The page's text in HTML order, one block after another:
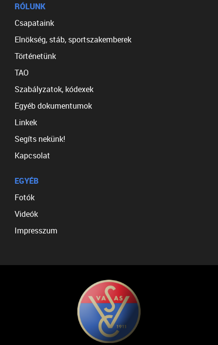
RÓLUNK
Csapataink
Elnökség, stáb, sportszakemberek
Történetünk
TAO
Szabályzatok, kódexek
Egyéb dokumentumok
Linkek
Segíts nekünk!
Kapcsolat
EGYÉB
Fotók
Videók
Impresszum